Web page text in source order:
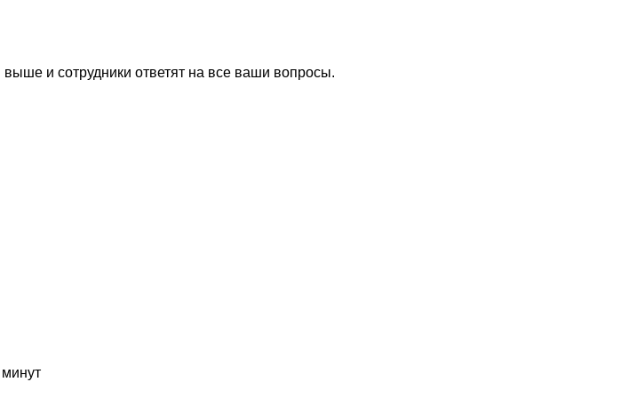
и сотрудники ответят на все ваши вопросы.